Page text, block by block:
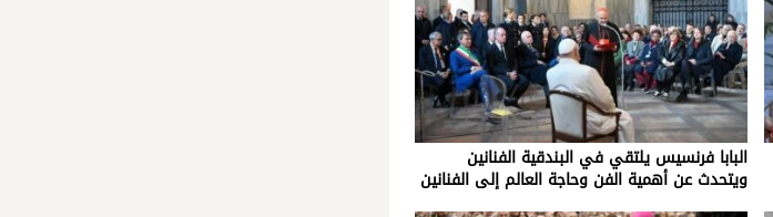
البابا فرنسيس يلتقي في البندقية الفنانين
ويتحدث عن أهمية الفن وحاجة العالم إلى الفنانين